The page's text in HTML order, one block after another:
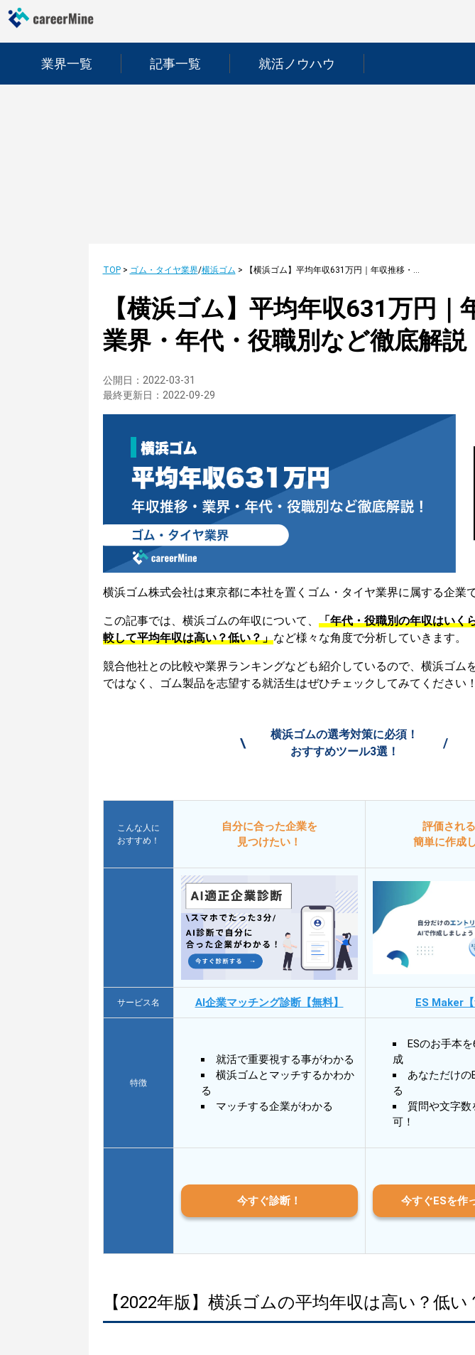
業界一覧 記事一覧 就活ノウハウ
TOP> ゴム・タイヤ業界/横浜ゴム > 【横浜ゴム】平均年収631万円｜年収推移・業界・年代・役職別など徹底解説！
【横浜ゴム】平均年収631万円｜
業界・年代・役職別など徹底解説
公開日： 2022-03-31
最終更新日： 2022-09-29
横浜ゴム株式会社は東京都に本社を置くゴム・タイヤ業界に属する企業で
この記事では、横浜ゴムの年収について、 「年代・役職別の年収はいく
較して平均年収は高い？低い？」など様々な角度で分析していきます。
競合他社との比較や業界ランキングなども紹介しているので、横浜ゴム
ではなく、ゴム製品を志望する就活生はぜひチェックしてみてください！
\
横浜ゴムの選考対策に必須！
おすすめツール3選！
/
こんな人に
おすすめ！
自分に合った企業を
見つけたい！
評価され
簡単に作成
サービス名 AI企業マッチング診断【無料】 ES Maker【
特徴
就活で重要視する事がわかる
横浜ゴムとマッチするかわか
る
マッチする企業がわかる
ESのお手本
成
あなただけの
る
質問や文字数
可！
今すぐ診断！ 今すぐESを作
【2022年版】横浜ゴムの平均年収は高い？低い